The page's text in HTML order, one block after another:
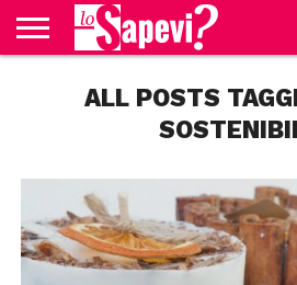
BENESSERE
GOSSIP
PRODOTTI
AMAZON
NEWS
CASA E
CUCINAALL POSTS